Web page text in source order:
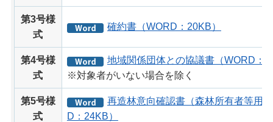
第3号様
式
確約書（WORD：20KB）
第4号様
式
地域関係団体との協議書（WORD：
※対象者がいない場合を除く
第5号様
式
再造林意向確認書（森林所有者等用
D：24KB）